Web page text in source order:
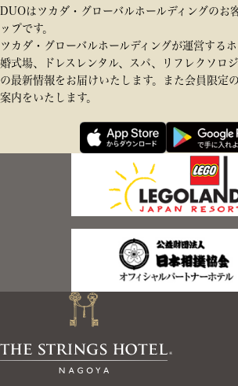
DUOはツカダ・グローバルホールディングのお
ップです。
ツカダ・グローバルホールディングが運営する
婚式場、ドレスレンタル、スパ、リフレクソロ
の最新情報をお届けいたします。また会員限定
案内をいたします。